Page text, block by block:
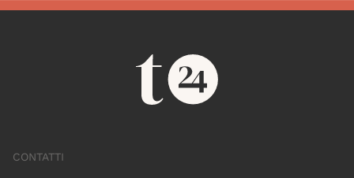
CONTATTI